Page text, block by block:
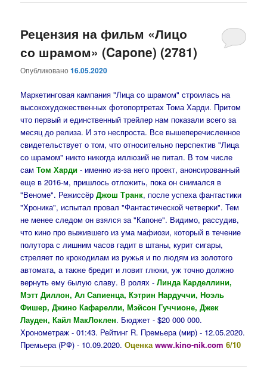
Рецензия на фильм «Лицо
со шрамом» (Capone) (2781)
Опубликовано16.05.2020
Маркетинговая кампания "Лица со шрамом" строилась на
высокохудожественных фотопортретах Тома Харди. Притом
что первый и единственный трейлер нам показали всего за
месяц до релиза. И это неспроста. Все вышеперечисленное
свидетельствует о том, что относительно перспектив "Лица
со шрамом" никто никогда иллюзий не питал. В том числе
сам Том Харди - именно из-за него проект, анонсированный
еще в 2016-м, пришлось отложить, пока он снимался в
"Веноме". РежиссёрДжош Транк, после успеха фантастики
"Хроника", испытал провал "Фантастической четверки". Тем
не менее следом он взялся за "Капоне". Видимо, рассудив,
что кино про выжившего из ума мафиози, который в течение
полутора с лишним часов гадит в штаны, курит сигары,
стреляет по крокодилам из ружья и по людям из золотого
автомата, а также бредит и ловит глюки, уж точно должно
вернуть ему былую славу. В ролях -Линда Карделлини,
Мэтт Диллон, Ал Сапиенца, Кэтрин Нардуччи, Ноэль
Фишер, Джино Кафарелли, Мэйсон Гуччионе, Джек
Лауден, Кайл МакЛоклен. Бюджет - $20 000 000.
Хронометраж - 01:43. Рейтинг R. Премьера (мир) - 12.05.2020.
Премьера (РФ) - 10.09.2020.Оценкаwww.kino-nik.com 6/10